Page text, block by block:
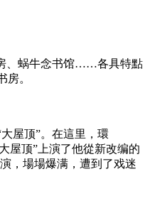
、蜗牛念书馆……各具特點
。
屋顶”。在這里，環
屋顶”上演了他從新改编的
，場場爆满，遭到了戏迷